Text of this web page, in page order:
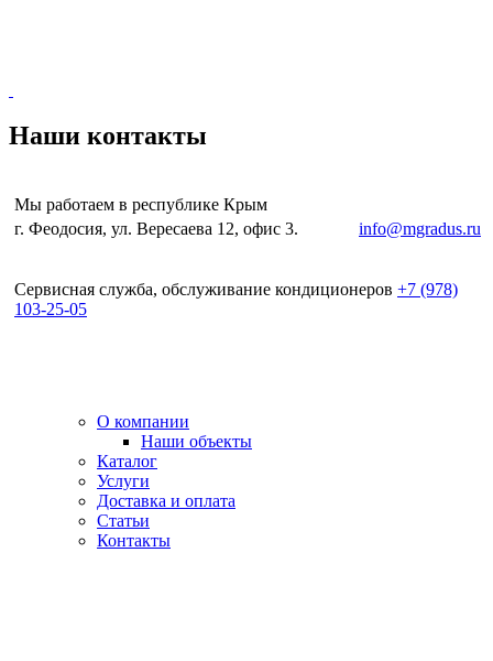
Наши контакты
Мы работаем в республике Крым
г. Феодосия, ул. Вересаева 12, офис 3.
info@mgradus.ru
Сервисная служба, обслуживание кондиционеров +7 (978)
103-25-05
О компании
Наши объекты
Каталог
Услуги
Доставка и оплата
Статьи
Контакты